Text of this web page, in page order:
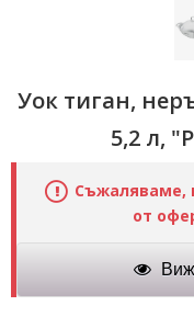
Уок тиган,
5,2 л,
Съжаляваме,
от